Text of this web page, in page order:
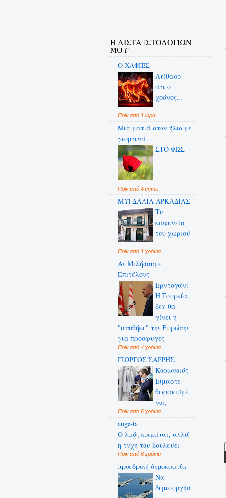
Η ΛΙΣΤΑ ΙΣΤΟΛΟΓΙΩΝ
ΜΟΥ
Ο ΧΑΦΙΕΣ
Ατίθασο
άτι ο
χρόνος...
Πριν από 1 ώρα
Μια ματιά στον ήλιο με
γιορτινά...
ΣΤΟ ΦΩΣ
Πριν από 4 μήνες
ΜΥΓΔΑΛΙΑ ΑΡΚΑΔΙΑΣ
Το
καφενείο
του χωριού
Πριν από 1 χρόνια
Ας Μιλήσουμε
Επιτέλους
Ερντογάν:
Η Τουρκία
δεν θα
γίνει η
"αποθήκη" της Ευρώπης
για πρόσφυγες
Πριν από 4 χρόνια
ΓΙΩΡΓΟΣ ΣΑΡΡΗΣ
Κορωνοιός-
Είμαστε
θωρακισμέ
νοι;
Πριν από 6 χρόνια
ange-ta
Ο λαός κοιμάται, αλλά
η τύχη του δουλεύει
Πριν από 6 χρόνια
προεδρική δημοκρατία
Να
δημιουργήσ